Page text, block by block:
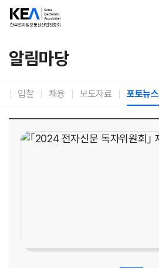
유공자
알림마당
입찰 채용 보도자료 포토뉴스